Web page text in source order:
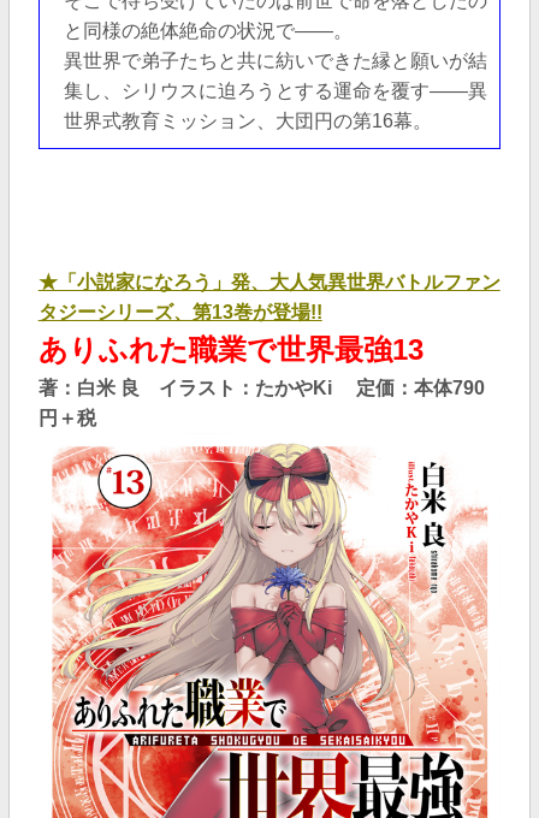
と同様の絶体絶命の状況で――。
異世界で弟子たちと共に紡いできた縁と願いが結
集し、シリウスに迫ろうとする運命を覆す――異
世界式教育ミッション、大団円の第16幕。
★「小説家になろう」発、大人気異世界バトルファン
タジーシリーズ、第13巻が登場!!
ありふれた職業で世界最強13
著：白米 良 イラスト：たかやKi 定価：本体790
円＋税